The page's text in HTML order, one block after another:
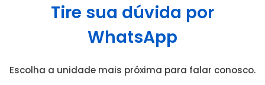
Tire sua dúvida por
WhatsApp
Escolha a unidade mais próxima para falar conosco.